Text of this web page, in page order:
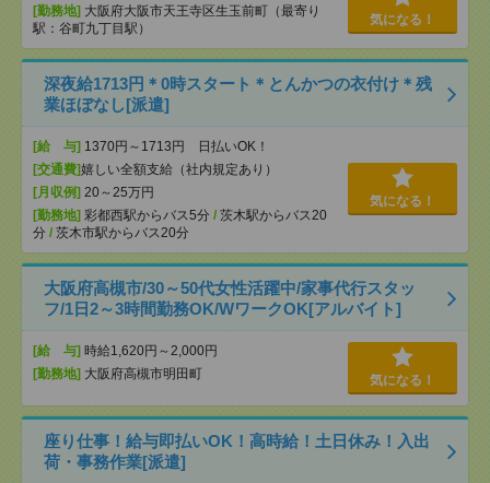
[勤務地] 大阪府大阪市天王寺区生玉前町（最寄り
駅：谷町九丁目駅）
気になる！
深夜給1713円＊0時スタート＊とんかつの衣付け＊残
業ほぼなし[派遣]
[給 与] 1370円～1713円 日払いOK！
[交通費]嬉しい全額支給（社内規定あり）
[月収例] 20～25万円
[勤務地] 彩都西駅からバス5分 / 茨木駅からバス20
分 / 茨木市駅からバス20分
気になる！
大阪府高槻市/30～50代女性活躍中/家事代行スタッ
フ/1日2～3時間勤務OK/WワークOK[アルバイト]
[給 与] 時給1,620円～2,000円
[勤務地] 大阪府高槻市明田町 気になる！
座り仕事！給与即払いOK！高時給！土日休み！入出
荷・事務作業[派遣]